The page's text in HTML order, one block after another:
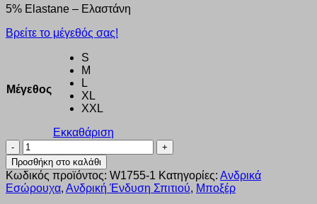
5% Elastane – Ελαστάνη
Βρείτε το μέγεθός σας!
Μέγεθος
S
M
L
XL
XXL
Εκκαθάριση
BOXER
ΑΝΔΡΙΚΟ
WALK
2τεμάχια
γρένα-
Προσθήκη στο καλάθι
Κωδικός προϊόντος: W1755-1 Κατηγορίες: Ανδρικά
Εσώρουχα, Ανδρική Ένδυση Σπιτιού, Μποξέρ